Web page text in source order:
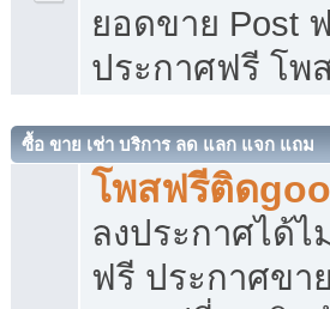
ยอดขาย Post
ประกาศฟรี โพ
ซื้อ ขาย เช่า บริการ ลด แลก แจก แถม
โพสฟรีติด
ลงประกาศได้
ฟรี ประกาศข